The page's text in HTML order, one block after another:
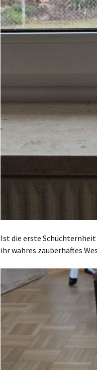
Ist die erste
ihr wahres zauberhaftes